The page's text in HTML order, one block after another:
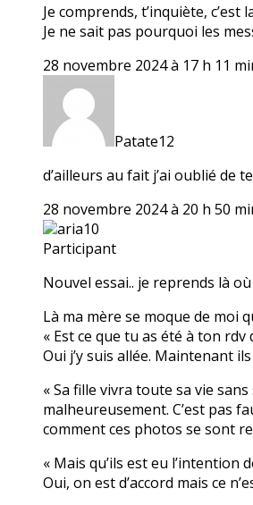
Je comprends, t’inquiète,
Je ne sait pas pourquoi les
28 novembre 2024 à 17 h 11
Patate12
d’ailleurs au fait j’ai oublié de
28 novembre 2024 à 20 h 50
aria10
Participant
Nouvel essai.. je reprends là
Là ma mère se moque de moi
« Est ce que tu as été à ton rdv
Oui j’y suis allée. Maintenant
« Sa fille vivra toute sa vie
malheureusement. C’est pas
comment ces photos se sont
« Mais qu’ils est eu l’intention
Oui, on est d’accord mais ce